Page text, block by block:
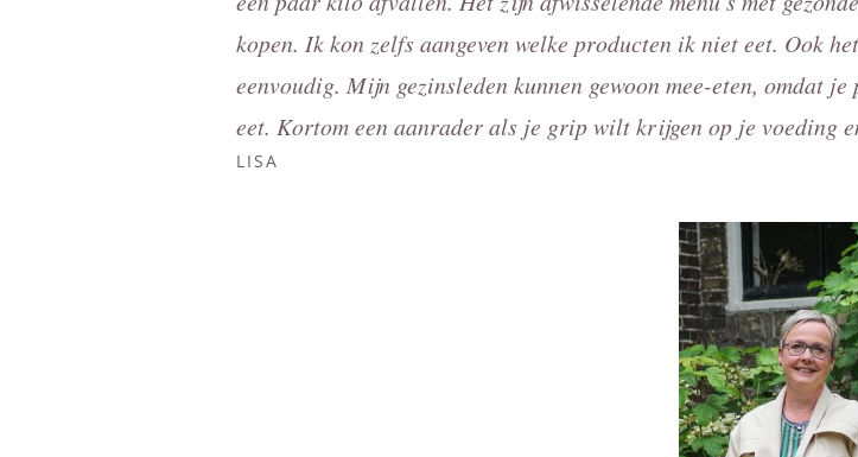
kopen. Ik kon zelfs aangeven welke producten ik niet eet. Ook
eenvoudig. Mijn gezinsleden kunnen gewoon mee-eten, omdat
eet. Kortom een aanrader als je grip wilt krijgen op je voeding
LISA